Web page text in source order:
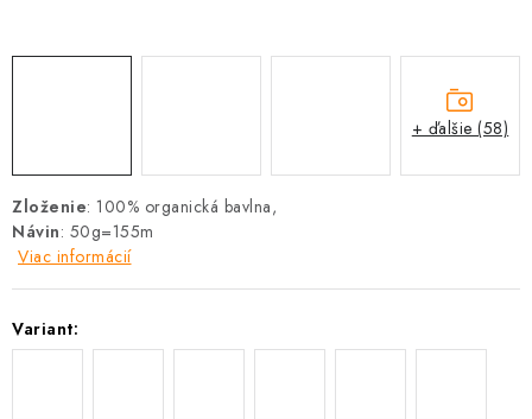
Zloženie: 100% organická bavlna,
Návin: 50g=155m
Viac informácií
Variant:
+ ďalšie (58)